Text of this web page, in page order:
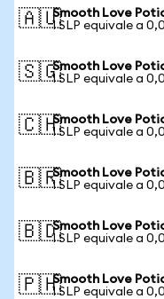
🇦🇺Smooth Love
1 SLP equivale a
🇸🇬Smooth Love
1 SLP equivale a
🇨🇭Smooth Love
1 SLP equivale a
🇧🇷Smooth Love
1 SLP equivale a
🇧🇩Smooth Love
1 SLP equivale a
🇵🇭Smooth Love
1 SLP equivale a